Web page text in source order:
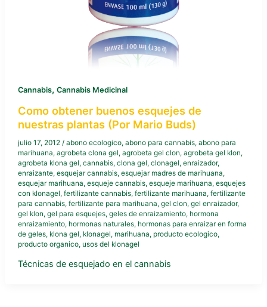
Cannabis, Cannabis Medicinal
Como obtener buenos esquejes de
nuestras plantas (Por Mario Buds)
julio 17, 2012 / abono ecologico, abono para cannabis, abono para
marihuana, agrobeta clona gel, agrobeta gel clon, agrobeta gel klon,
agrobeta klona gel, cannabis, clona gel, clonagel, enraizador,
enraizante, esquejar cannabis, esquejar madres de marihuana,
esquejar marihuana, esqueje cannabis, esqueje marihuana, esquejes
con klonagel, fertilizante cannabis, fertilizante marihuana, fertilizante
para cannabis, fertilizante para marihuana, gel clon, gel enraizador,
gel klon, gel para esquejes, geles de enraizamiento, hormona
enraizamiento, hormonas naturales, hormonas para enraizar en forma
de geles, klona gel, klonagel, marihuana, producto ecologico,
producto organico, usos del klonagel
Técnicas de esquejado en el cannabis